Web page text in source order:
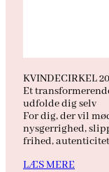
KVINDECIRKEL
Et
udfolde dig selv
For dig, der vil
nysgerrighed,
frihed,
LÆS MERE